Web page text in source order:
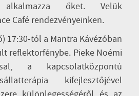
őket. Velük
Café rendezvényeinken.
17:30-tól a Mantra Kávézóban
reflektorfénybe. Pieke Noémi
a kapcsolatközpontú
kifejlesztőjével